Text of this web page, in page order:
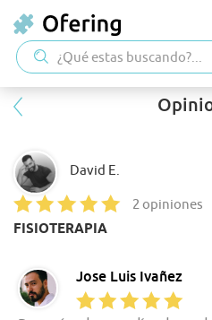
David E.
2 opiniones
FISIOTERAPIA
Jose Luis Ivañez